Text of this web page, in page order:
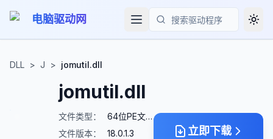
电脑驱动网
搜索
DLL > J > jomutil.dll
jomutil.dll
文件类型：
64位PE文件
文件版本：
18.0.1.3
立即下载